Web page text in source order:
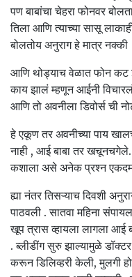
पण बाबांचा चेहरा फोनवर
तिला आणि त्याच्या सासू
बोलतोय अनुराग हे मात्र नक्की
आणि थोड्याच वेळात फोन कट
काय झालं म्हणून आईनी
आणि तो अवनीला डिवोर्स ची
हे एकूण तर अवनीच्या पाय
नाही , आई बाबा तर
कशाला असे अनेक प्रश्न
ह्या नंतर तिसऱ्याच दिवशी
पाठवली . सातवा महिना
खूप त्रास व्हायला लागला आई
. ब्लीडींग सुरु झाल्यामुळे
करून डिलिव्हरी केली, मुलगी